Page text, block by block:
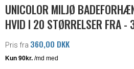
UNICOLOR MILJØ
HVID I 20 STØRRELSER FRA -
Pris fra 360,00 DKK